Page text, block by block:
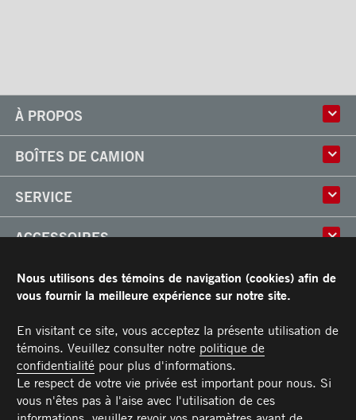
À PROPOS
Culture
Usine
Partenaire
Carrières
BOÎTES DE CAMION
Classik
X-Treme
Boîtes réfrigérées
Arctik
SERVICE
Pièces
ACCESSOIRES
Toits
Planchers
Barres d'attaches
Éclairages
Poignées
Pare-chocs
Rampes
RESSOURCES
Garantie limitée de Transit
Conditions générales
Manuel du propriétaire et Procédures d’entretien recommandées
NOUS JOINDRE
Téléphone : 514 382-0104
Sans frais :1 877 382-0104
Télécopieur :514 383-5636
Pièces :PIECES@TRANSIT.CA
Service :SERVICE@TRANSIT.CA
Ventes :VENTES@TRANSIT.CA
3600, boulevard Industriel
Laval (Québec) H7L 4R9
MEMBRE DE
Nous utilisons des témoins de navigation (cookies) afin de
vous fournir la meilleure expérience sur notre site.
En visitant ce site, vous acceptez la présente utilisation de
témoins. Veuillez consulter notre politique de
confidentialitépour plus d'informations.
Le respect de votre vie privée est important pour nous. Si
vous n'êtes pas à l'aise avec l'utilisation de ces